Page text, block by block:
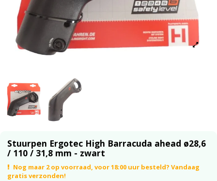
Stuurpen Ergotec High Barracuda ahead ø28,6
/ 110 / 31,8 mm - zwart
Nog maar 2 op voorraad, voor 18:00 uur besteld? Vandaag
gratis verzonden!